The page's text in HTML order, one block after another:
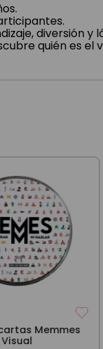
diversión
quién es el
Memmes